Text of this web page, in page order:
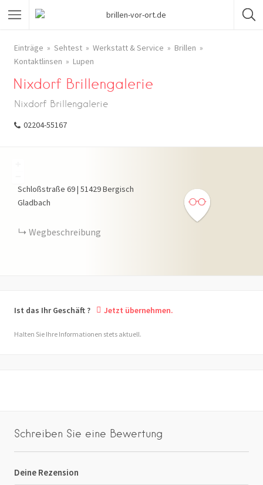
Einträge Sehtest Werkstatt & Service
Brillen
Kontaktlinsen
Lupen
Nixdorf Brillengalerie
Nixdorf Brillengalerie
02204-55167
Schloßstraße 69| 51429Bergisch
Gladbach
Wegbeschreibung
Ist das Ihr Geschäft ? Jetzt übernehmen.
Halten Sie Ihre Informationen stets aktuell.
Schreiben Sie eine Bewertung
Deine Rezension